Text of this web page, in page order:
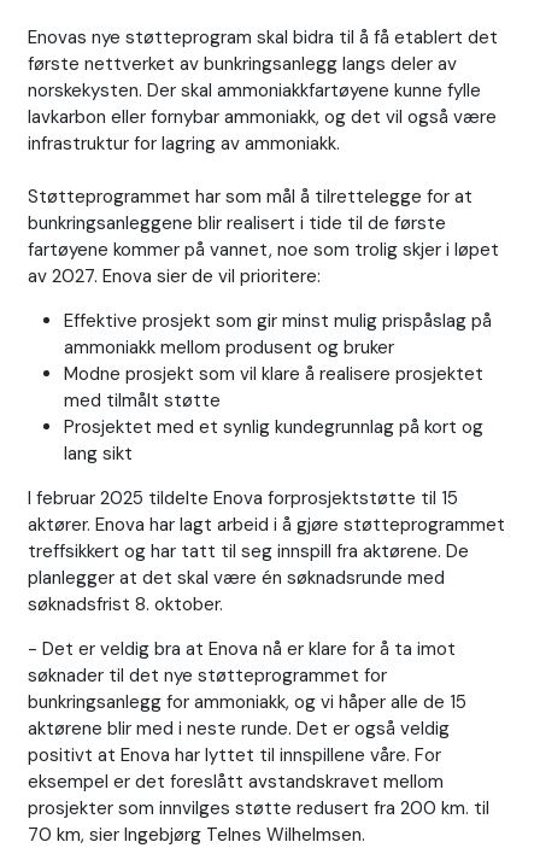
Enovas nye støtteprogram skal bidra til å få etablert det
første nettverket av bunkringsanlegg langs deler av
norskekysten. Der skal ammoniakkfartøyene kunne fylle
lavkarbon eller fornybar ammoniakk, og det vil også være
infrastruktur for lagring av ammoniakk.
Støtteprogrammet har som mål å tilrettelegge for at
bunkringsanleggene blir realisert i tide til de første
fartøyene kommer på vannet, noe som trolig skjer i løpet
av 2027. Enova sier de vil prioritere:
Effektive prosjekt som gir minst mulig prispåslag på
ammoniakk mellom produsent og bruker
Modne prosjekt som vil klare å realisere prosjektet
med tilmålt støtte
Prosjektet med et synlig kundegrunnlag på kort og
lang sikt
I februar 2025 tildelte Enova forprosjektstøtte til 15
aktører. Enova har lagt arbeid i å gjøre støtteprogrammet
treffsikkert og har tatt til seg innspill fra aktørene. De
planlegger at det skal være én søknadsrunde med
søknadsfrist 8. oktober.
- Det er veldig bra at Enova nå er klare for å ta imot
søknader til det nye støtteprogrammet for
bunkringsanlegg for ammoniakk, og vi håper alle de 15
aktørene blir med i neste runde. Det er også veldig
positivt at Enova har lyttet til innspillene våre. For
eksempel er det foreslått avstandskravet mellom
prosjekter som innvilges støtte redusert fra 200 km. til
70 km, sier Ingebjørg Telnes Wilhelmsen.